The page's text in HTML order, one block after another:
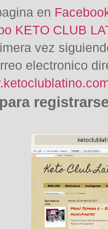
en
KETO CLUB
vez
electronico